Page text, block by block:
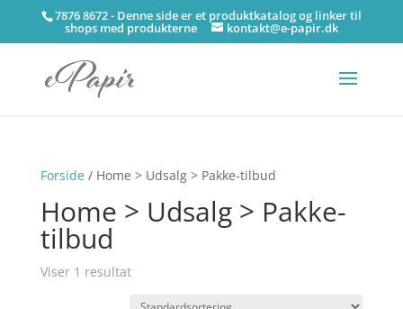
7876 8672 - Denne side er et produktkatalog og linker til
shops med produkterne kontakt@e-papir.dk
Forside/ Home > Udsalg > Pakke-tilbud
Home > Udsalg > Pakke-
tilbud
Viser 1 resultat